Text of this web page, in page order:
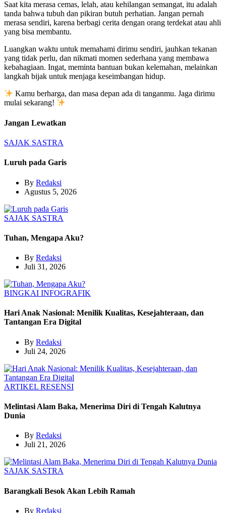
Saat kita merasa cemas, lelah, atau kehilangan semangat, itu adalah
tanda bahwa tubuh dan pikiran butuh perhatian. Jangan pernah
merasa sendiri, karena berbagi cerita dengan orang terdekat atau ahli
yang bisa membantu.
Luangkan waktu untuk memahami dirimu sendiri, jauhkan tekanan
yang tidak perlu, dan nikmati momen sederhana yang membawa
kebahagiaan. Ingat, meminta bantuan bukan kelemahan, melainkan
langkah bijak untuk menjaga keseimbangan hidup.
Kamu berharga, dan masa depan ada di tanganmu. Jaga dirimu
mulai sekarang!
Jangan Lewatkan
SAJAK SASTRA
Luruh pada Garis
By Redaksi
Agustus 5, 2026
SAJAK SASTRA
Tuhan, Mengapa Aku?
By Redaksi
Juli 31, 2026
BINGKAI INFOGRAFIK
Hari Anak Nasional: Menilik Kualitas, Kesejahteraan, dan
Tantangan Era Digital
By Redaksi
Juli 24, 2026
ARTIKEL RESENSI
Melintasi Alam Baka, Menerima Diri di Tengah Kalutnya
Dunia
By Redaksi
Juli 21, 2026
SAJAK SASTRA
Barangkali Besok Akan Lebih Ramah
By Redaksi